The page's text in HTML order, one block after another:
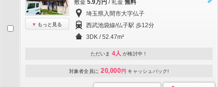
もっと見る
敷金 5.9万円 / 礼金 無料
埼玉県入間市大字仏子
西武池袋線/仏子駅 歩12分
3DK / 52.47m²
ただいま 4人 が検討中！
対象者全員に 20,000 円 キャッシュバック!